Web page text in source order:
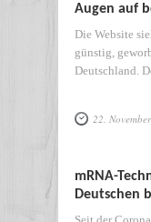
Augen auf
Die Website
günstig,
Deutschland.
22.
mRNA-
Deutschen
Seit der